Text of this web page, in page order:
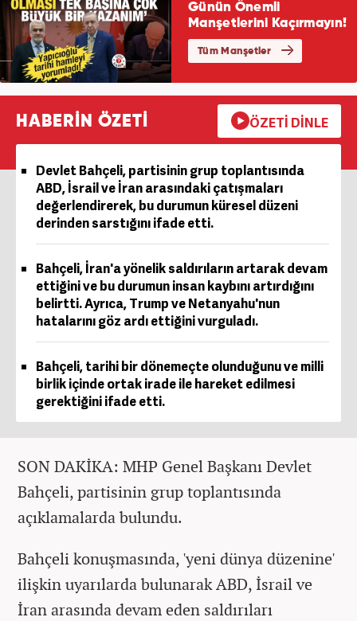
HABERİN ÖZETİ ÖZETİ DİNLE
Devlet Bahçeli, partisinin grup toplantısında
ABD, İsrail ve İran arasındaki çatışmaları
değerlendirerek, bu durumun küresel düzeni
derinden sarstığını ifade etti.
Bahçeli, İran'a yönelik saldırıların artarak devam
ettiğini ve bu durumun insan kaybını artırdığını
belirtti. Ayrıca, Trump ve Netanyahu'nun
hatalarını göz ardı ettiğini vurguladı.
Bahçeli, tarihi bir dönemeçte olunduğunu ve milli
birlik içinde ortak irade ile hareket edilmesi
gerektiğini ifade etti.
SON DAKİKA: MHP Genel Başkanı Devlet
Bahçeli, partisinin grup toplantısında
açıklamalarda bulundu.
Bahçeli konuşmasında, 'yeni dünya düzenine'
ilişkin uyarılarda bulunarak ABD, İsrail ve
İran arasında devam eden saldırıları